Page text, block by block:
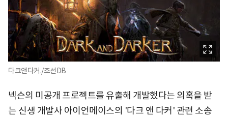
다크앤다커./조선DB
넥슨의 미공개 프로젝트를 유출해 개발했다는 의혹을 받
는 신생 개발사 아이언메이스의 '다크 앤 다커' 관련 소송